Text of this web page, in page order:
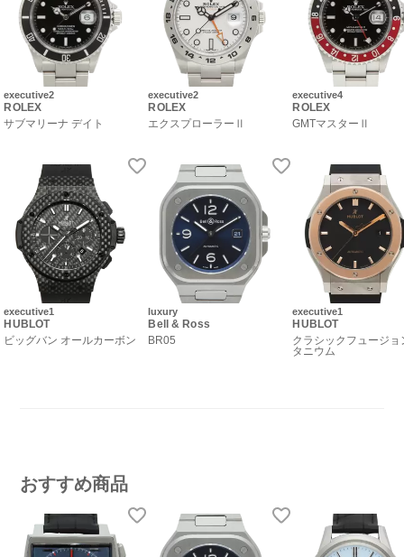
executive2
ROLEX
サブマリーナ デイト
executive1
HUBLOT
ビッグバン オールカーボン
executive2
ROLEX
エクスプローラーⅡ
luxury
Bell & Ross
BR05
executive4
ROLEX
GMTマスターⅡ
executive1
HUBLOT
クラシックフュージョ
タニウム
おすすめ商品